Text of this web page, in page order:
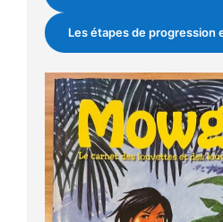
Les étapes de progression